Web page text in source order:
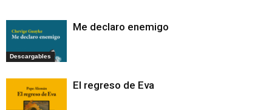
Descargables
Me declaro enemigo
El regreso de Eva